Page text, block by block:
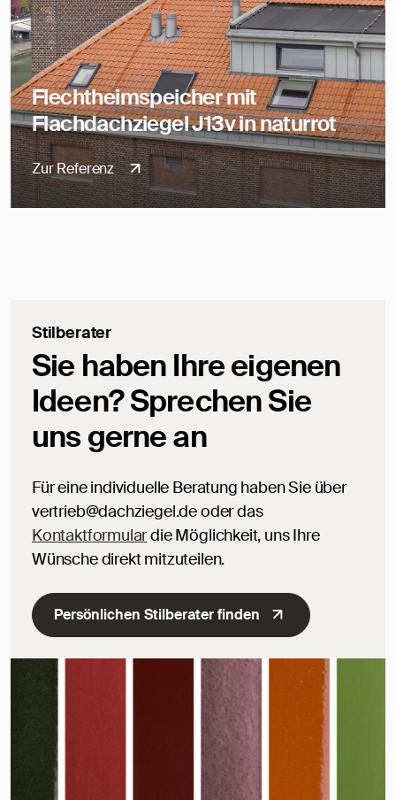
Flechtheimspeicher mit
Flachdachziegel J13v in naturrot
Zur Referenz
Sie haben Ihre eigenen
Ideen? Sprechen Sie
uns gerne an
Stilberater
Für eine individuelle Beratung haben Sie über
vertrieb@dachziegel.de oder das
Kontaktformulardie Möglichkeit, uns Ihre
Wünsche direkt mitzuteilen.
Persönlichen Stilberater finden